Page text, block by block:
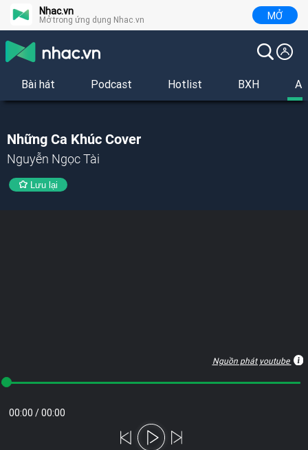
Nhac.vn
Mở trong ứng dụng Nhac.vn MỞ
Bài hát Podcast Hotlist BXH
Những Ca Khúc Cover
Nguyễn Ngọc Tài
Lưu lại
Nguồn phát youtube
00:00 /00:00